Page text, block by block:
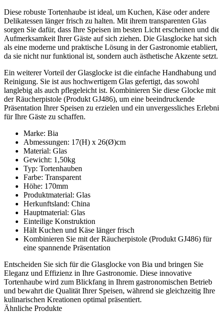
Diese robuste Tortenhaube ist ideal, um Kuchen, Käse oder andere
Delikatessen länger frisch zu halten. Mit ihrem transparenten Glas
sorgen Sie dafür, dass Ihre Speisen im besten Licht erscheinen und
Aufmerksamkeit Ihrer Gäste auf sich ziehen. Die Glasglocke hat sich
als eine moderne und praktische Lösung in der Gastronomie etabliert,
da sie nicht nur funktional ist, sondern auch ästhetische Akzente setzt.
Ein weiterer Vorteil der Glasglocke ist die einfache Handhabung und
Reinigung. Sie ist aus hochwertigem Glas gefertigt, das sowohl
langlebig als auch pflegeleicht ist. Kombinieren Sie diese Glocke mit
der Räucherpistole (Produkt GJ486), um eine beeindruckende
Präsentation Ihrer Speisen zu erzielen und ein unvergessliches
für Ihre Gäste zu schaffen.
Marke: Bia
Abmessungen: 17(H) x 26(Ø)cm
Material: Glas
Gewicht: 1,50kg
Typ: Tortenhauben
Farbe: Transparent
Höhe: 170mm
Produktmaterial: Glas
Herkunftsland: China
Hauptmaterial: Glas
Einteilige Konstruktion
Hält Kuchen und Käse länger frisch
Kombinieren Sie mit der Räucherpistole (Produkt GJ486) für
eine spannende Präsentation
Entscheiden Sie sich für die Glasglocke von Bia und bringen Sie
Eleganz und Effizienz in Ihre Gastronomie. Diese innovative
Tortenhaube wird zum Blickfang in Ihrem gastronomischen Betrieb
und bewahrt die Qualität Ihrer Speisen, während sie gleichzeitig Ihre
kulinarischen Kreationen optimal präsentiert.
Ähnliche Produkte